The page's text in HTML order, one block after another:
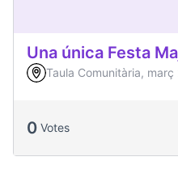
Una única Festa
Taula Comunitària, març
0 Votes